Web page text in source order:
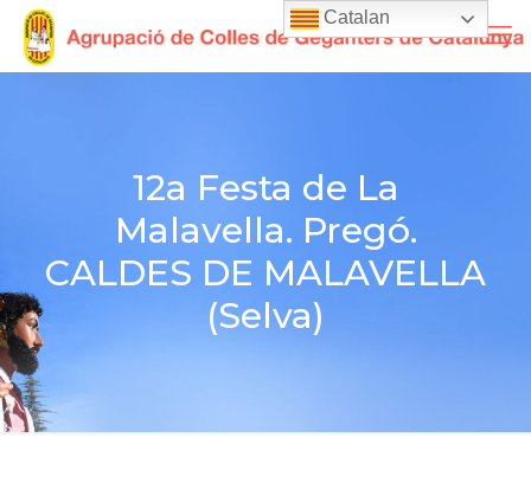
12a Festa de La
Malavella. Pregó.
CALDES DE MALAVELLA
(Selva)
Catalan